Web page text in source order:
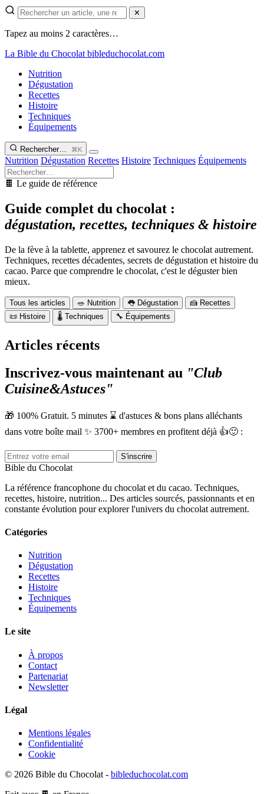
✕
Tapez au moins 2 caractères…
La Bible du Chocolat bibleduchocolat.com
Nutrition
Dégustation
Recettes
Histoire
Techniques
Équipements
Rechercher… ⌘K
Nutrition Dégustation Recettes Histoire Techniques Équipements
🍫 Le guide de référence
Guide complet du chocolat :
dégustation, recettes, techniques & histoire
De la fève à la tablette, apprenez et savourez le chocolat autrement.
Techniques, recettes décadentes, secrets de dégustation et histoire du
cacao. Parce que comprendre le chocolat, c'est le déguster bien
mieux.
Tous les articles 🥗 Nutrition 👅 Dégustation
🍰 Recettes
📜 Histoire
🌡️ Techniques 🔧 Équipements
Articles récents
Inscrivez-vous maintenant au "Club
Cuisine&Astuces"
🎁 100% Gratuit. 5 minutes ⌛ d'astuces & bons plans alléchants
dans votre boîte mail ✨ 3700+ membres en profitent déjà 👍🙂 :
S'inscrire
Bible du Chocolat
La référence francophone du chocolat et du cacao. Techniques,
recettes, histoire, nutrition... Des articles sourcés, passionnants et en
constante évolution pour explorer l'univers du chocolat autrement.
Catégories
Nutrition
Dégustation
Recettes
Histoire
Techniques
Équipements
Le site
À propos
Contact
Partenariat
Newsletter
Légal
Mentions légales
Confidentialité
Cookie
© 2026 Bible du Chocolat - bibleduchocolat.com